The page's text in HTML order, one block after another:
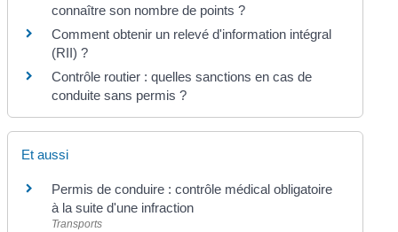
connaître son nombre de points ?
Comment obtenir un relevé d'information intégral
(RII) ?
Contrôle routier : quelles sanctions en cas de
conduite sans permis ?
Et aussi
Permis de conduire : contrôle médical obligatoire
à la suite d'une infraction
Transports